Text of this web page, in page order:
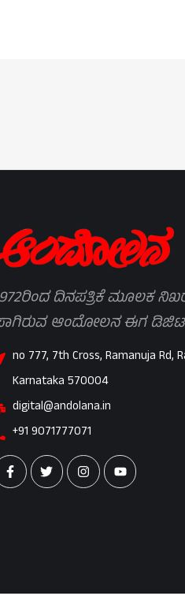
ದಿನಪತ್ರಿಕೆ ಮೂಲಕ
ಆಂದೋಲನ ಈಗ
no 777, 7th Cross, Ramanuja Rd,
Karnataka 570004
digital@andolana.in
+91 9071777071